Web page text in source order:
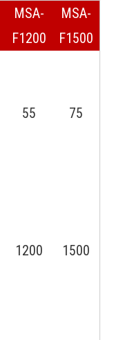
MSA-
F1200
MSA-
F1500
55 75
1200 1500